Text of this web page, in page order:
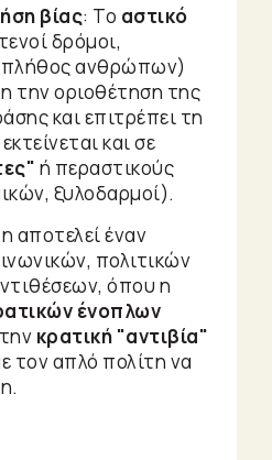
βίας: Το αστικό
δρόμοι,
πλήθος ανθρώπων)
την οριοθέτηση της
και επιτρέπει τη
και σε
ή περαστικούς
ξυλοδαρμοί).
αποτελεί έναν
πολιτικών
όπου η
ένοπλων
κρατική "αντιβία"
τον απλό πολίτη να